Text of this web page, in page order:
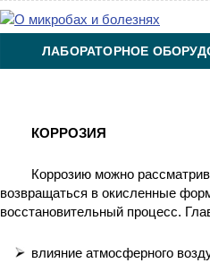
ЛАБОРАТОРНОЕ
КОРРОЗИЯ
Коррозию можно
возвращаться в окисленные
восстановительный процесс.
влияние атмосферного